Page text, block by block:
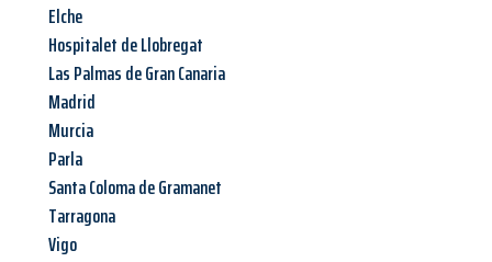
Elche
Hospitalet de Llobregat
Las Palmas de Gran Canaria
Madrid
Murcia
Parla
Santa Coloma de Gramanet
Tarragona
Vigo